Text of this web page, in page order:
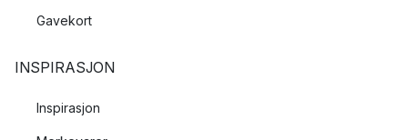
Gavekort
INSPIRASJON
Inspirasjon